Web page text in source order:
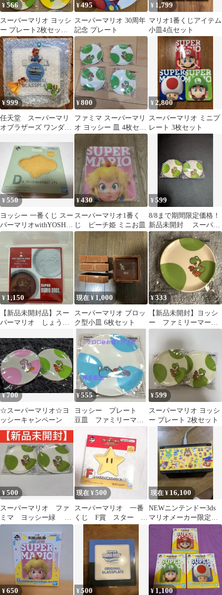
¥566
スーパーマリオ ヨッシ
ー プレート2枚セッ
ト ファミリーマー
ト ファミマめじるし
¥495
スーパーマリオ 30周年
記念 プレート
¥ 1,799
マリオ1番くじアイテム
小皿4点セット
¥999
任天堂 スーパーマリ
オブラザーズ ワンダー
プレート 食器
¥800
ファミマ スーパーマリ
オ ヨッシー 皿 4枚セッ
ト
¥ 2,800
スーパーマリオ ミニプ
レート 3枚セット
¥550
ヨッシー 一番くじ スー
パーマリオwithYOSHI
D賞 プレートコレクシ
¥430
スーパーマリオ1番く
じ ピーチ姫 ミニお皿
¥599
8/8まで期間限定価格！
新品未開封 スーパー
マリオ ヨッシー 豆皿
2枚セット
¥ 1,150
【新品未開封品】スー
パーマリオ しょう油
現在 ¥ 1,000
スーパーマリオ ブロッ
ク型小皿 6枚セット
¥333
【新品未開封】ヨッシ
ー ファミリーマート
オリジナル豆皿ファミ
マスーパーマリオ
¥700
☆スーパーマリオ☆ヨ
ッシーキャンペーン
¥555
ヨッシー プレート
豆皿 ファミリーマー
¥599
スーパーマリオ ヨッシ
ー プレート 2枚セット
¥500
スーパーマリオ ファ
ミマ ヨッシー緑 豆
皿 2枚
現在 ¥500
スーパーマリオ 一番
くじ F賞 スター 小
現在 ¥ 16,100
NEWニンテンドー3ds
マリオメーカー限定プ
レート、充電器付き
ジャンク品
¥650 ¥500 ¥1,100